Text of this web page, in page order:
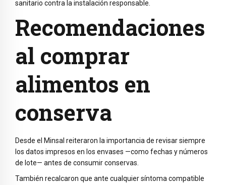
sanitario contra la instalación responsable.
Recomendaciones
al comprar
alimentos en
conserva
Desde el Minsal reiteraron la importancia de revisar siempre
los datos impresos en los envases —como fechas y números
de lote— antes de consumir conservas.
También recalcaron que ante cualquier síntoma compatible